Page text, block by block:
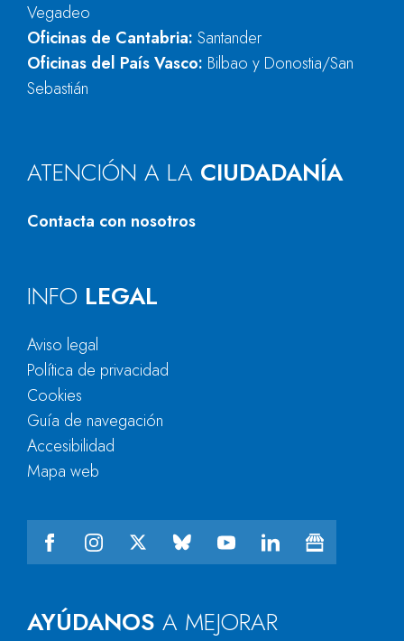
Vegadeo
Oficinas de Cantabria: Santander
Oficinas del País Vasco: Bilbao y Donostia/San
Sebastián
ATENCIÓN A LA CIUDADANÍA
Contacta con nosotros
AYÚDANOS A MEJORAR
INFO LEGAL
Aviso legal
Política de privacidad
Cookies
Guía de navegación
Accesibilidad
Mapa web